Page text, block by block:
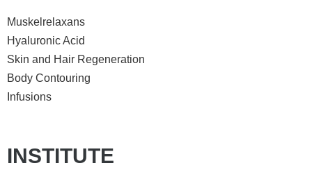
Muskelrelaxans
Hyaluronic Acid
Skin and Hair Regeneration
Body Contouring
Infusions
INSTITUTE